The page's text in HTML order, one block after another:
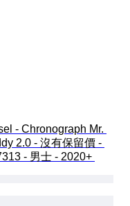
- Chronograph Mr.
2.0 - 沒有保留價 -
- 男士 - 2020+